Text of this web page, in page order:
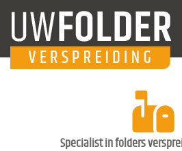
Specialist in folders